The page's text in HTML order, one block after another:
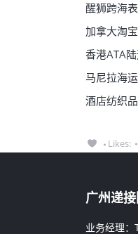
醒狮跨海
加拿大淘
香港ATA
马尼拉海
酒店纺织
Likes:
广州递
业务经理：